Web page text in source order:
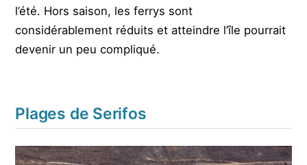
l’été. Hors saison, les ferrys sont
considérablement réduits et atteindre l’île pourrait
devenir un peu compliqué.
Plages de Serifos